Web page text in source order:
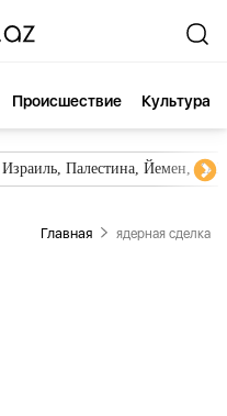
Происшествие Культура
Южный Кавказ, Грузия,
Главная ядерная сделка